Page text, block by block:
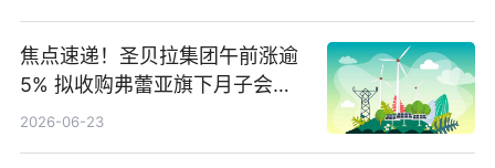
焦点速递！圣贝拉集团午前涨逾
5% 拟收购弗蕾亚旗下月子会所
业务少数股权
2026-06-23